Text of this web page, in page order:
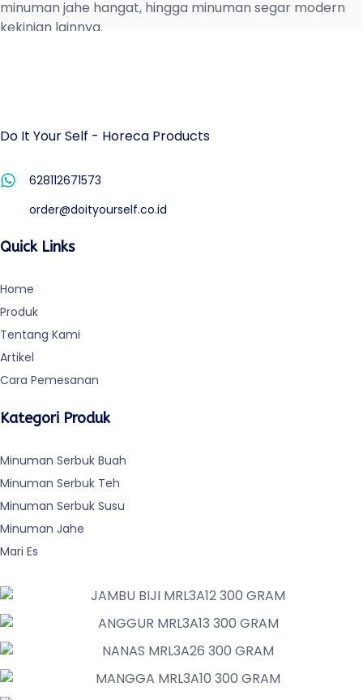
minuman jahe hangat, hingga minuman segar modern
kekinian lainnya.
Do It Your Self - Horeca Products
628112671573
order@doityourself.co.id
Quick Links
Home
Produk
Tentang Kami
Artikel
Cara Pemesanan
Kategori Produk
Minuman Serbuk Buah
Minuman Serbuk Teh
Minuman Serbuk Susu
Minuman Jahe
Mari Es